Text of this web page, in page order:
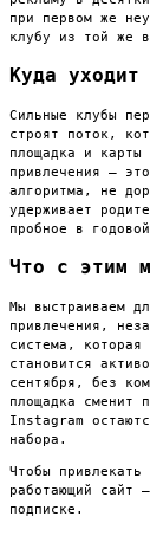
при первом же
клубу из той же
Куда уходит
Сильные клубы
строят поток,
площадка и
привлечения —
алгоритма, не
удерживает
пробное в
Что с этим
Мы выстраиваем
привлечения,
система,
становится
сентября, без
площадка сменит
Instagram
набора.
Чтобы
работающий сайт
подписке.